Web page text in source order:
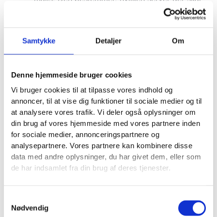
Samtykke Detaljer Om
Denne hjemmeside bruger cookies
Vi bruger cookies til at tilpasse vores indhold og
annoncer, til at vise dig funktioner til sociale medier og til
at analysere vores trafik. Vi deler også oplysninger om
din brug af vores hjemmeside med vores partnere inden
for sociale medier, annonceringspartnere og
analysepartnere. Vores partnere kan kombinere disse
data med andre oplysninger, du har givet dem, eller som
de har indsamlet fra din brug af deres tjenester.
Nødvendig
modtage alle mails sendt til din virksomhed.
Får du ingen mails? Så er det ofte her, fejlen
TXT-record:
Bruges til lidt af hvert, men mest
til at verificere, at du ejer domænet, og til at
i spam.
En lille fejl i din MX-recordkan
betyde, at du aldrig modtager
henvendelser fra kunder, der bruger
kontaktformularen på din
hjemmeside. Det viser, hvor
afgørende en korrekt opsatDNS-